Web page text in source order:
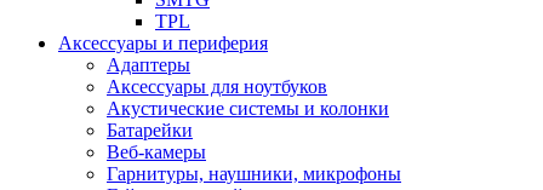
TPL
Аксессуары и периферия
Адаптеры
Аксессуары для ноутбуков
Акустические системы и колонки
Батарейки
Веб-камеры
Гарнитуры, наушники, микрофоны